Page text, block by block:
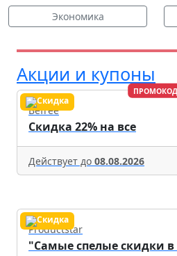
Экономика
Акции и купоны
ПРОМОКОД
Befree
Скидка 22% на все
Действует до 08.08.2026
Productstar
"Самые спелые скидки